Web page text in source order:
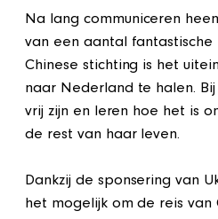
Na lang communiceren
van een aantal fantastische
Chinese stichting is het
naar Nederland te halen.
vrij zijn en leren hoe het is
de rest van haar leven.
Dankzij de sponsering van
het mogelijk om de reis